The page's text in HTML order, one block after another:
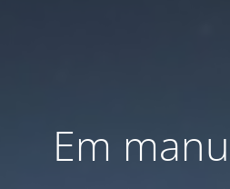
Em